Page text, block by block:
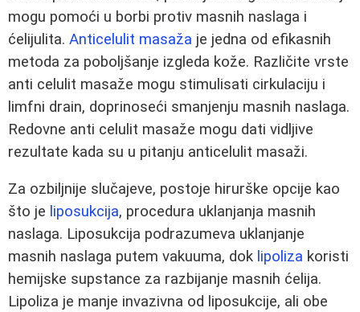
mogu pomoći u borbi protiv masnih naslaga i
ćelijulita. Anticelulit masaža je jedna od efikasnih
metoda za poboljšanje izgleda kože. Različite vrste
anti celulit masaže mogu stimulisati cirkulaciju i
limfni drain, doprinoseći smanjenju masnih naslaga.
Redovne anti celulit masaže mogu dati vidljive
rezultate kada su u pitanju anticelulit masaži.
Za ozbiljnije slučajeve, postoje hirurške opcije kao
što je liposukcija, procedura uklanjanja masnih
naslaga. Liposukcija podrazumeva uklanjanje
masnih naslaga putem vakuuma, dok lipoliza koristi
hemijske supstance za razbijanje masnih ćelija.
Lipoliza je manje invazivna od liposukcije, ali obe